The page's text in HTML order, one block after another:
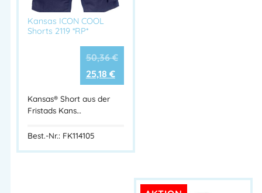
Kansas ICON COOL
Shorts 2119 *RP*
50,36€
25,18 €
Kansas® Short aus der
Fristads Kans…
Best.-Nr.: FK114105